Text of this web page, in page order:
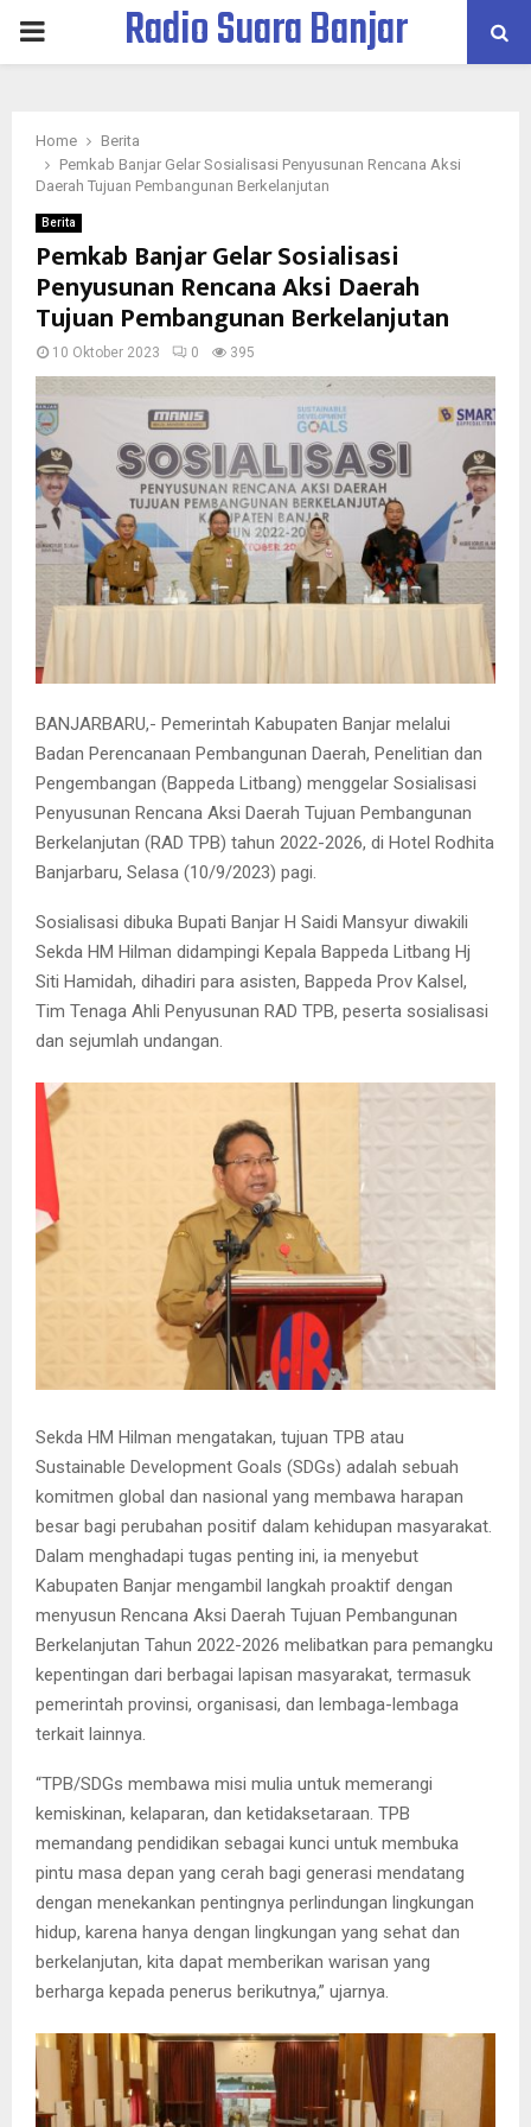
PRIMARYRadio Suara Banjar
Home
Berita
Pemkab Banjar Gelar Sosialisasi Penyusunan Rencana Aksi
Daerah Tujuan Pembangunan Berkelanjutan
Berita
Pemkab Banjar Gelar Sosialisasi
Penyusunan Rencana Aksi Daerah
Tujuan Pembangunan Berkelanjutan
10 Oktober 2023 0 395
BANJARBARU,- Pemerintah Kabupaten Banjar melalui
Badan Perencanaan Pembangunan Daerah, Penelitian dan
Pengembangan (Bappeda Litbang) menggelar Sosialisasi
Penyusunan Rencana Aksi Daerah Tujuan Pembangunan
Berkelanjutan (RAD TPB) tahun 2022-2026, di Hotel Rodhita
Banjarbaru, Selasa (10/9/2023) pagi.
Sosialisasi dibuka Bupati Banjar H Saidi Mansyur diwakili
Sekda HM Hilman didampingi Kepala Bappeda Litbang Hj
Siti Hamidah, dihadiri para asisten, Bappeda Prov Kalsel,
Tim Tenaga Ahli Penyusunan RAD TPB, peserta sosialisasi
dan sejumlah undangan.
Sekda HM Hilman mengatakan, tujuan TPB atau
Sustainable Development Goals (SDGs) adalah sebuah
komitmen global dan nasional yang membawa harapan
besar bagi perubahan positif dalam kehidupan masyarakat.
Dalam menghadapi tugas penting ini, ia menyebut
Kabupaten Banjar mengambil langkah proaktif dengan
menyusun Rencana Aksi Daerah Tujuan Pembangunan
Berkelanjutan Tahun 2022-2026 melibatkan para pemangku
kepentingan dari berbagai lapisan masyarakat, termasuk
pemerintah provinsi, organisasi, dan lembaga-lembaga
terkait lainnya.
“TPB/SDGs membawa misi mulia untuk memerangi
kemiskinan, kelaparan, dan ketidaksetaraan. TPB
memandang pendidikan sebagai kunci untuk membuka
pintu masa depan yang cerah bagi generasi mendatang
dengan menekankan pentingnya perlindungan lingkungan
hidup, karena hanya dengan lingkungan yang sehat dan
berkelanjutan, kita dapat memberikan warisan yang
berharga kepada penerus berikutnya,” ujarnya.